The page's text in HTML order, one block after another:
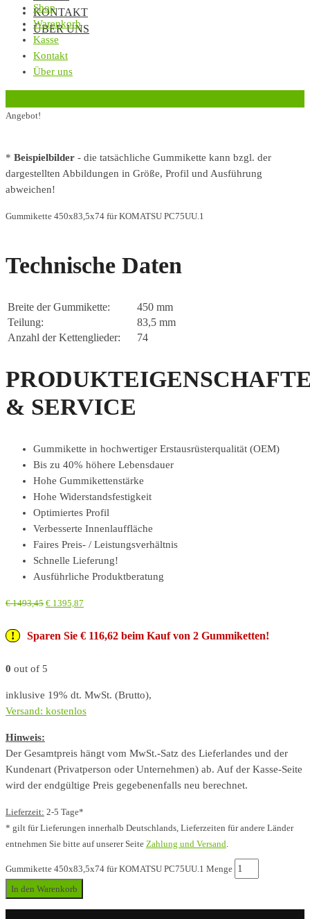
KONTAKT
ÜBER UNS
Shop
Warenkorb
Kasse
Kontakt
Über uns
Angebot!
* Beispielbilder - die tatsächliche Gummikette kann bzgl. der
dargestellten Abbildungen in Größe, Profil und Ausführung
abweichen!
Gummikette 450x83,5x74 für KOMATSU PC75UU.1
Technische Daten
Breite der Gummikette:
450 mm
Teilung:
83,5 mm
Anzahl der Kettenglieder:
74
& SERVICE
Gummikette in hochwertiger Erstausrüsterqualität (OEM)
Bis zu 40% höhere Lebensdauer
Hohe Gummikettenstärke
Hohe Widerstandsfestigkeit
Optimiertes Profil
Verbesserte Innenlauffläche
Faires Preis- / Leistungsverhältnis
Schnelle Lieferung!
Ausführliche Produktberatung
€1493,45 € 1395,87
Sparen Sie € 116,62 beim Kauf von 2 Gummiketten!
0 out of 5
inklusive 19% dt. MwSt. (Brutto),
Versand: kostenlos
Hinweis:
Der Gesamtpreis hängt vom MwSt.-Satz des Lieferlandes und der
Kundenart (Privatperson oder Unternehmen) ab. Auf der Kasse-Seite
wird der endgültige Preis gegebenenfalls neu berechnet.
Lieferzeit: 2-5 Tage*
* gilt für Lieferungen innerhalb Deutschlands, Lieferzeiten für andere Länder
entnehmen Sie bitte auf unserer Seite Zahlung und Versand
Gummikette 450x83,5x74 für KOMATSU PC75UU.1 Menge
In den Warenkorb